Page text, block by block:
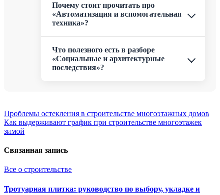
Почему стоит прочитать про
«Автоматизация и вспомогательная
техника»?
Что полезного есть в разборе
«Социальные и архитектурные
последствия»?
Навигация
по
Проблемы остекления в строительстве многоэтажных домов
Как выдерживают график при строительстве многоэтажек
зимой
Связанная запись
Все о строительстве
Тротуарная плитка: руководство по выбору, укладке и